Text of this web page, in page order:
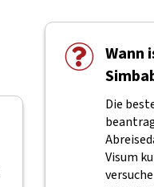
Wann
Die
Visum